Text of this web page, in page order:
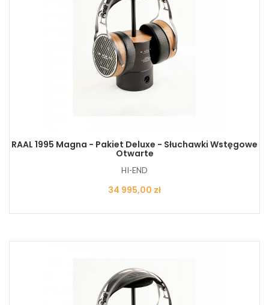
RAAL 1995 Magna - Pakiet Deluxe - Słuchawki Wstęgowe
Otwarte
HI-END
Cena
34 995,00 zł